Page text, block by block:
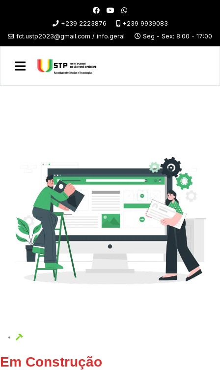
+239 2223876
+239 9939083
fct.ustp2023@gmail.com / info.geral
Seg - Sex: 8:00 - 17:00
Em Construção